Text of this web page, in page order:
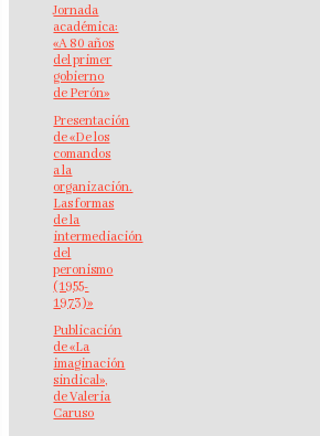
Jornada
académica:
«A 80 años
del primer
gobierno
de Perón»
Presentación
de «De los
comandos
a la
organización.
Las formas
de la
intermediación
del
peronismo
(1955-
1973)»
Publicación
de «La
imaginación
sindical»,
de Valeria
Caruso